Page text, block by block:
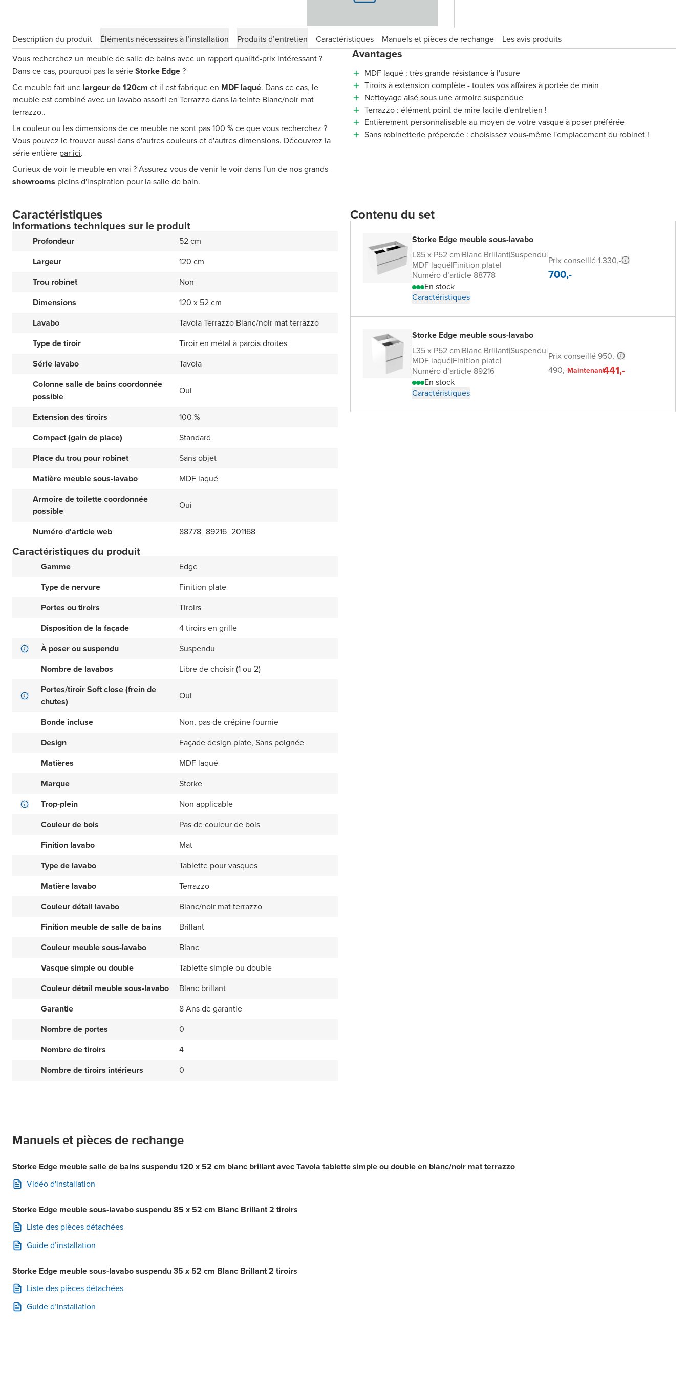
Description du produit Éléments nécessaires à l’installation Produits d’entretien Caractéristiques Manuels et pièces de rechange
Les avis produits
Vous recherchez un meuble de salle de bains avec un rapport qualité-prix intéressant ?
Dans ce cas, pourquoi pas la sérieStorke Edge?
Ce meuble fait une largeur de 120cm et il est fabrique en MDF laqué. Dans ce cas, le
meuble est combiné avec un lavabo assorti en Terrazzo dans la teinte Blanc/noir mat
terrazzo..
La couleur ou les dimensions de ce meuble ne sont pas 100 % ce que vous recherchez ?
Vous pouvez le trouver aussi dans d'autres couleurs et d'autres dimensions. Découvrez la
série entière par ici.
Curieux de voir le meuble en vrai ? Assurez-vous de venir le voir dans l'un de nos grands
showrooms pleins d'inspiration pour la salle de bain.
Avantages
MDF laqué : très grande résistance à l'usure
Tiroirs à extension complète - toutes vos affaires à portée de main
Nettoyage aisé sous une armoire suspendue
Terrazzo : élément point de mire facile d'entretien !
Entièrement personnalisable au moyen de votre vasque à poser préférée
Sans robinetterie prépercée : choisissez vous-même l'emplacement du robinet !
Caractéristiques
Informations techniques sur le produit
Profondeur
52 cm
Largeur
120 cm
Trou robinet
Non
Dimensions
120 x 52 cm
Lavabo
Tavola Terrazzo Blanc/noir mat terrazzo
Type de tiroir
Tiroir en métal à parois droites
Série lavabo
Tavola
Colonne salle de bains coordonnée
possible
Oui
Extension des tiroirs
100 %
Compact (gain de place)
Standard
Place du trou pour robinet
Sans objet
Matière meuble sous-lavabo
MDF laqué
Armoire de toilette coordonnée
possible
Oui
Numéro d'article web 88778_89216_201168
Caractéristiques du produit
Gamme
Edge
Type de nervure
Finition plate
Portes ou tiroirs
Tiroirs
Disposition de la façade
4 tiroirs en grille
À poser ou suspendu
Suspendu
Nombre de lavabos
Libre de choisir (1 ou 2)
Portes/tiroir Soft close (frein de
chutes)
Oui
Bonde incluse
Non, pas de crépine fournie
Design
Façade design plate, Sans poignée
Matières
MDF laqué
Marque
Storke
Trop-plein
Non applicable
Couleur de bois
Pas de couleur de bois
Finition lavabo
Mat
Type de lavabo
Tablette pour vasques
Matière lavabo
Terrazzo
Couleur détail lavabo
Blanc/noir mat terrazzo
Finition meuble de salle de bains
Brillant
Couleur meuble sous-lavabo
Blanc
Vasque simple ou double
Tablette simple ou double
Couleur détail meuble sous-lavabo
Blanc brillant
Garantie
8 Ans de garantie
Nombre de portes
0
Nombre de tiroirs
4
Nombre de tiroirs intérieurs
0
Contenu du set
Storke Edge meuble sous-lavabo
L85 x P52 cm|Blanc Brillant|Suspendu|
MDF laqué|Finition plate|
Numéro d’article 88778
En stock
Caractéristiques
Prix conseillé 1.330,-
700,-
Storke Edge meuble sous-lavabo
L35 x P52 cm|Blanc Brillant|Suspendu|
MDF laqué|Finition plate|
Numéro d’article 89216
En stock
Caractéristiques
Prix conseillé 950,-
490,-Maintenant441,-
Manuels et pièces de rechange
Storke Edge meuble salle de bains suspendu 120 x 52 cm blanc brillant avec Tavola tablette simple ou double en blanc/noir mat terrazzo
Vidéo d'installation
Storke Edge meuble sous-lavabo suspendu 85 x 52 cm Blanc Brillant 2 tiroirs
Liste des pièces détachées
Guide d’installation
Storke Edge meuble sous-lavabo suspendu 35 x 52 cm Blanc Brillant 2 tiroirs
Liste des pièces détachées
Guide d’installation